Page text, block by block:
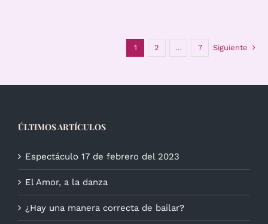
1 2 … 7 Siguiente
ÚLTIMOS ARTÍCULOS
Espectáculo 17 de febrero del 2023
El Amor, a la danza
¿Hay una manera correcta de bailar?